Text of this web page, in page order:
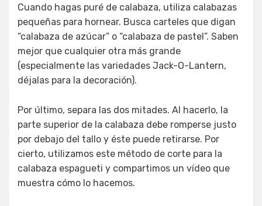
Cuando hagas puré de calabaza, utiliza calabazas
pequeñas para hornear. Busca carteles que digan
“calabaza de azúcar” o “calabaza de pastel”. Saben
mejor que cualquier otra más grande
(especialmente las variedades Jack-O-Lantern,
déjalas para la decoración).
Por último, separa las dos mitades. Al hacerlo, la
parte superior de la calabaza debe romperse justo
por debajo del tallo y éste puede retirarse. Por
cierto, utilizamos este método de corte para la
calabaza espagueti y compartimos un vídeo que
muestra cómo lo hacemos.